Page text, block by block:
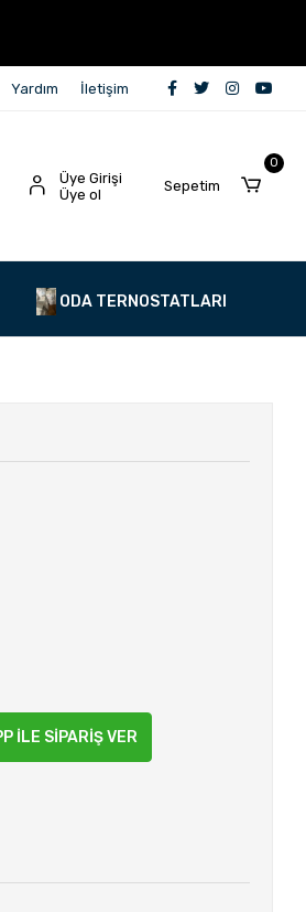
Yardım İletişim
Üye Girişi
Üye ol
Sepetim
0
ODA TERNOSTATLARI
İLE SİPARİŞ VER